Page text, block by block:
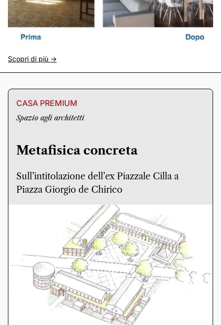
Scopri di più ->
CASA PREMIUM
Spazio agli architetti
Metafisica concreta
Sull’intitolazione dell’ex Piazzale Cilla a
Piazza Giorgio de Chirico